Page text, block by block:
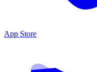
App Store